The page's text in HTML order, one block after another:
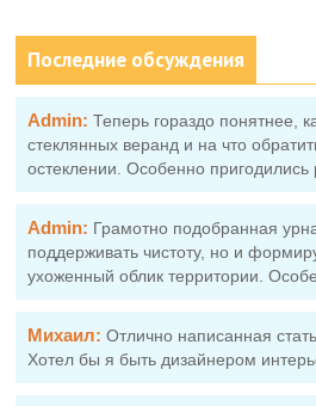
Последние обсуждения
Admin: Теперь гораздо понятнее,
стеклянных веранд и на что
остеклении. Особенно
Admin: Грамотно подобранная
поддерживать чистоту, но и
ухоженный облик территории.
Михаил: Отлично написанная
Хотел бы я быть дизайнером